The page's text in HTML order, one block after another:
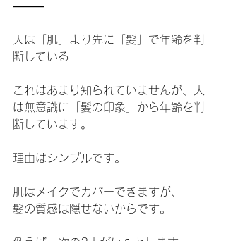
⸻
人は「肌」より先に「髪」で年齢を判
断している
これはあまり知られていませんが、人
は無意識に「髪の印象」から年齢を判
断しています。
理由はシンプルです。
肌はメイクでカバーできますが、
髪の質感は隠せないからです。